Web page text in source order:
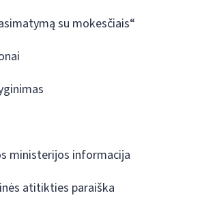
su mokesčiais“
ministerijos informacija
atitikties paraiška